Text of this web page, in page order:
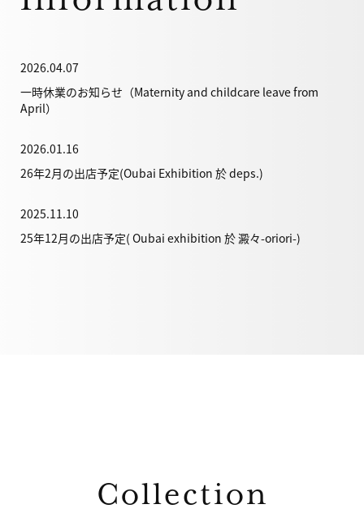
2026.04.07
一時休業のお知らせ（Maternity and childcare leave from
April）
2026.01.16
26年2月の出店予定(Oubai Exhibition 於 deps.)
2025.11.10
25年12月の出店予定( Oubai exhibition 於 澱々-oriori-)
Collection